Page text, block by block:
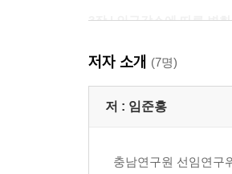
3장 | 인구감소에 따른 변
1. 생활환경의 질적 향상
2. 삶의 방식과 기회의 변화
3. 환경 회복과 삶의 질 향상
6. 경제적 기회와 지속가능
저자 소개 (7명)
저 : 임준홍
충남연구원 선임연구